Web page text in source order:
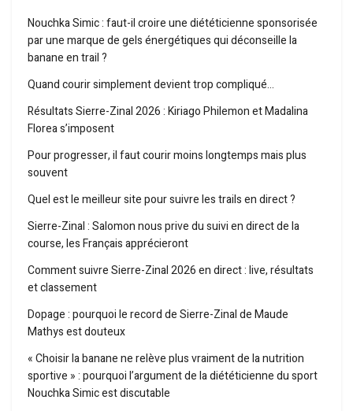
Nouchka Simic : faut-il croire une diététicienne sponsorisée
par une marque de gels énergétiques qui déconseille la
banane en trail ?
Quand courir simplement devient trop compliqué…
Résultats Sierre-Zinal 2026 : Kiriago Philemon et Madalina
Florea s’imposent
Pour progresser, il faut courir moins longtemps mais plus
souvent
Quel est le meilleur site pour suivre les trails en direct ?
Sierre-Zinal : Salomon nous prive du suivi en direct de la
course, les Français apprécieront
Comment suivre Sierre-Zinal 2026 en direct : live, résultats
et classement
Dopage : pourquoi le record de Sierre-Zinal de Maude
Mathys est douteux
« Choisir la banane ne relève plus vraiment de la nutrition
sportive » : pourquoi l’argument de la diététicienne du sport
Nouchka Simic est discutable